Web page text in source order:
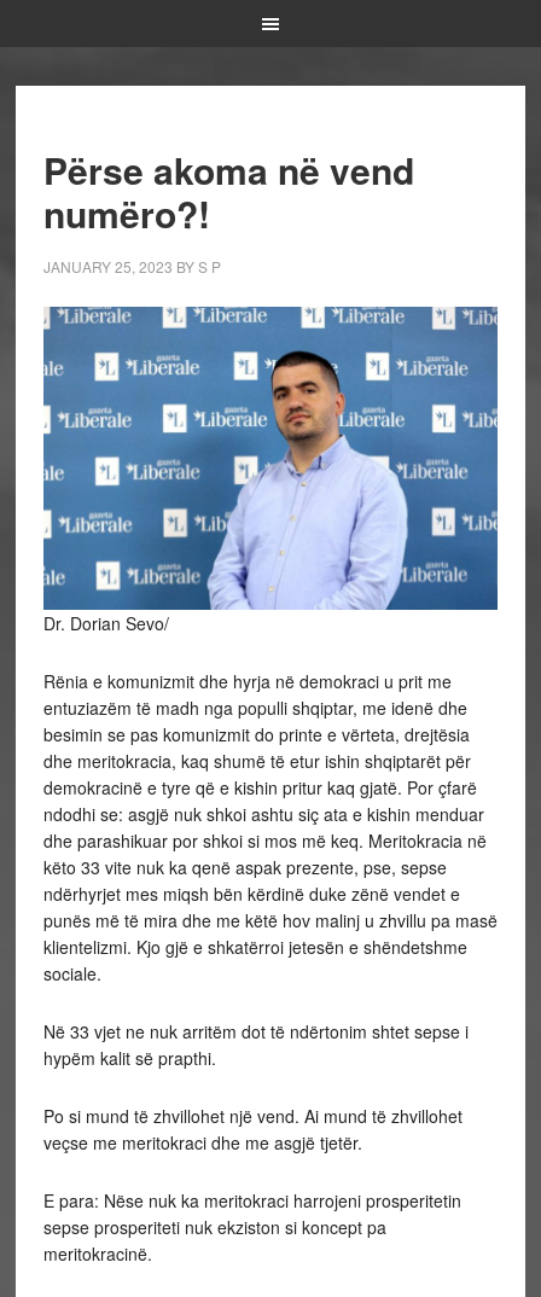
Përse akoma në vend
numëro?!
JANUARY 25, 2023 BYS P
Dr. Dorian Sevo/
Rënia e komunizmit dhe hyrja në demokraci u prit me
entuziazëm të madh nga populli shqiptar, me idenë dhe
besimin se pas komunizmit do printe e vërteta, drejtësia
dhe meritokracia, kaq shumë të etur ishin shqiptarët për
demokracinë e tyre që e kishin pritur kaq gjatë. Por çfarë
ndodhi se: asgjë nuk shkoi ashtu siç ata e kishin menduar
dhe parashikuar por shkoi si mos më keq. Meritokracia në
këto 33 vite nuk ka qenë aspak prezente, pse, sepse
ndërhyrjet mes miqsh bën kërdinë duke zënë vendet e
punës më të mira dhe me këtë hov malinj u zhvillu pa masë
klientelizmi. Kjo gjë e shkatërroi jetesën e shëndetshme
sociale.
Në 33 vjet ne nuk arritëm dot të ndërtonim shtet sepse i
hypëm kalit së prapthi.
Po si mund të zhvillohet një vend. Ai mund të zhvillohet
veçse me meritokraci dhe me asgjë tjetër.
E para: Nëse nuk ka meritokraci harrojeni prosperitetin
sepse prosperiteti nuk ekziston si koncept pa
meritokracinë.